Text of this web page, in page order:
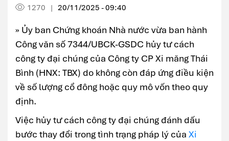
1270 | 20/11/2025 - 09:40
» Ủy ban Chứng khoán Nhà nước vừa ban hành
Công văn số 7344/UBCK-GSDC hủy tư cách
công ty đại chúng của Công ty CP Xi măng Thái
Bình (HNX: TBX) do không còn đáp ứng điều kiện
về số lượng cổ đông hoặc quy mô vốn theo quy
định.
Việc hủy tư cách công ty đại chúng đánh dấu
bước thay đổi trong tình trạng pháp lý của Xi